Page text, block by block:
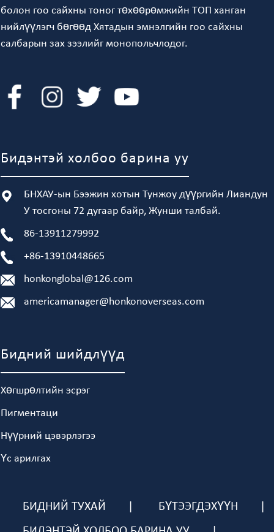
болон гоо сайхны тоног төхөөрөмжийн ТОП ханган
нийлүүлэгч бөгөөд Хятадын эмнэлгийн гоо сайхны
салбарын зах зээлийг монопольчлодог.
Бидэнтэй холбоо барина уу
БНХАУ-ын Бээжин хотын Тунжоу дүүргийн Лиандун
У тосгоны 72 дугаар байр, Жунши талбай.
86-13911279992
+86-13910448665
honkonglobal@126.com
americamanager@honkonoverseas.com
Бидний шийдлүүд
Хөгшрөлтийн эсрэг
Пигментаци
Нүүрний цэвэрлэгээ
Үс арилгах
БИДНИЙ ТУХАЙ
БҮТЭЭГДЭХҮҮН